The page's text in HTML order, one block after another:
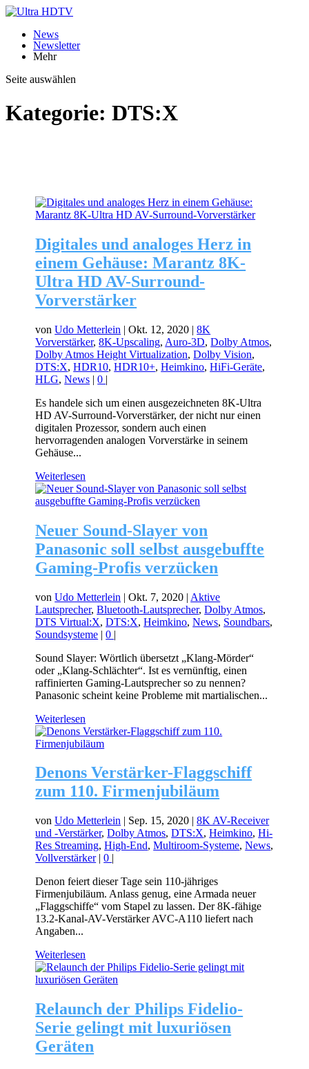
News
Newsletter
Mehr
Seite auswählen
Kategorie: DTS:X
Digitales und analoges Herz in
einem Gehäuse: Marantz 8K-
Ultra HD AV-Surround-
Vorverstärker
vonUdo Metterlein |Okt. 12, 2020 |8K
Vorverstärker,8K-Upscaling, Auro-3D,Dolby Atmos,
Dolby Atmos Height Virtualization,Dolby Vision,
DTS:X,HDR10,HDR10+,Heimkino,HiFi-Geräte,
HLG,News |0 |
Es handele sich um einen ausgezeichneten 8K-Ultra
HD AV-Surround-Vorverstärker, der nicht nur einen
digitalen Prozessor, sondern auch einen
hervorragenden analogen Vorverstärke in seinem
Gehäuse...
Weiterlesen
Neuer Sound-Slayer von
Panasonic soll selbst ausgebuffte
Gaming-Profis verzücken
vonUdo Metterlein |Okt. 7, 2020 | Aktive
Lautsprecher,Bluetooth-Lautsprecher,Dolby Atmos,
DTS Virtual:X,DTS:X,Heimkino,News, Soundbars,
Soundsysteme |0 |
Sound Slayer: Wörtlich übersetzt „Klang-Mörder“
oder „Klang-Schlächter“. Ist es vernünftig, einen
raffinierten Gaming-Lautsprecher so zu nennen?
Panasonic scheint keine Probleme mit martialischen...
Weiterlesen
Denons Verstärker-Flaggschiff
zum 110. Firmenjubiläum
vonUdo Metterlein | Sep. 15, 2020 |8K AV-Receiver
und -Verstärker,Dolby Atmos,DTS:X,Heimkino,Hi-
Res Streaming,High-End,Multiroom-Systeme,News,
Vollverstärker|0 |
Denon feiert dieser Tage sein 110-jähriges
Firmenjubiläum. Anlass genug, eine Armada neuer
„Flaggschiffe“ vom Stapel zu lassen. Der 8K-fähige
13.2-Kanal-AV-Verstärker AVC-A110 liefert nach
Angaben...
Weiterlesen
Relaunch der Philips Fidelio-
Serie gelingt mit luxuriösen
Geräten